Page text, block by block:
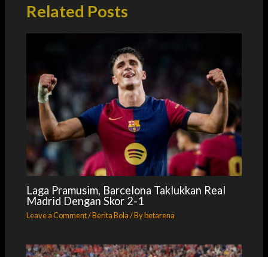
Related Posts
Laga Pramusim, Barcelona Taklukkan Real
Madrid Dengan Skor 2-1
Leave a Comment/Berita Bola/ Bybetarena